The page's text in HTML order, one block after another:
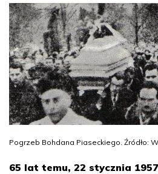
Pogrzeb Bohdana Piaseckiego. Źródło:
65 lat temu, 22 stycznia